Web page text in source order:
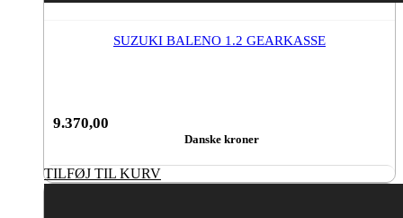
SUZUKI BALENO 1.2 GEARKASSE
9.370,00
Danske kroner
TILFØJ TIL KURV